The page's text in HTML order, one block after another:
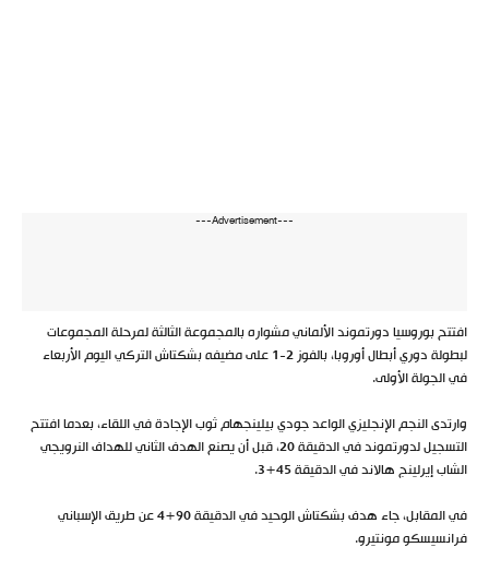
---Advertisement---
افتتح بوروسيا دورتموند الألماني مشواره بالمجموعة الثالثة لمرحلة المجموعات
لبطولة دوري أبطال أوروبا، بالفوز 2-1 على مضيفه بشكتاش التركي اليوم الأربعاء
في الجولة الأولى.
وارتدى النجم الإنجليزي الواعد جودي بيلينجهام ثوب الإجادة في اللقاء، بعدما افتتح
التسجيل لدورتموند في الدقيقة 20، قبل أن يصنع الهدف الثاني للهداف النرويجي
الشاب إيرلينج هالاند في الدقيقة 45+3.
في المقابل، جاء هدف بشكتاش الوحيد في الدقيقة 90+4 عن طريق الإسباني
فرانسيسكو مونتيرو.